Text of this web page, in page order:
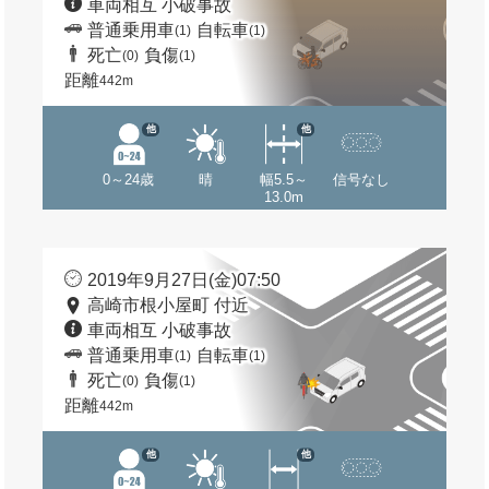
車両相互 小破事故
普通乗用車(1) 自転車(1)
死亡(0) 負傷(1)
距離442m
0～24歳
他
晴
幅5.5～
13.0m
他
信号なし
2019年9月27日(金)07:50
高崎市根小屋町 付近
車両相互 小破事故
普通乗用車(1) 自転車(1)
死亡(0) 負傷(1)
距離442m
他 他